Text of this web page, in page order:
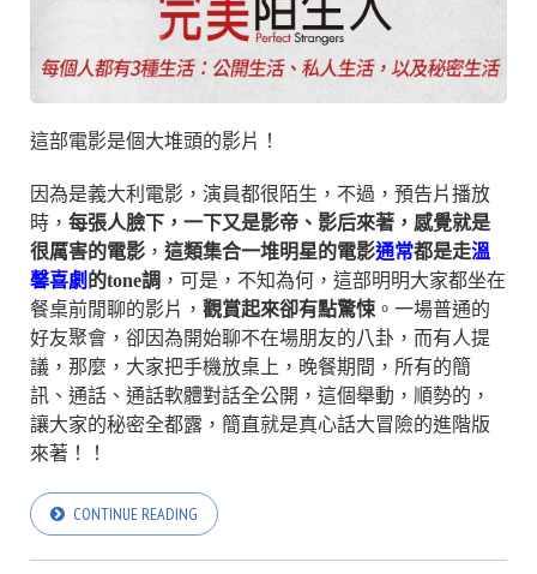
這部電影是個大堆頭的影片！
因為是義大利電影，演員都很陌生，不過，預告片播放
時， 每張人臉下，一下又是影帝、影后來著，感覺就是
很厲害的電影 ， 這類集合一堆明星的電影通常都是走溫
馨喜劇 的tone調 ，可是，不知為何，這部明明大家都坐在
餐桌前閒聊的影片， 觀賞起來卻有點驚悚 。一場普通的
好友聚會，卻因為開始聊不在場朋友的八卦，而有人提
議，那麼，大家把手機放桌上，晚餐期間，所有的簡
訊、通話、通話軟體對話全公開，這個舉動，順勢的，
讓大家的秘密全都露，簡直就是真心話大冒險的進階版
來著！！
CONTINUE READING